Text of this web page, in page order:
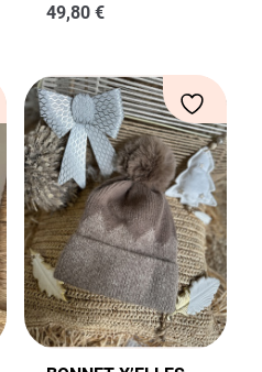
49,80 €